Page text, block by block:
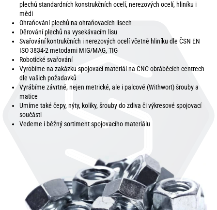
plechů standardních konstrukčních ocelí, nerezových ocelí, hliníku i
mědi
Ohraňování plechů na ohraňovacích lisech
Děrování plechů na vysekávacím lisu
Svařování kontrukčních i nerezových ocelí včetně hliníku dle ČSN EN
ISO 3834-2 metodami MIG/MAG, TIG
Robotické svařování
Vyrobíme na zakázku spojovací materiál na CNC obráběcích centrech
dle vašich požadavků
Vyrábíme závrtné, nejen metrické, ale i palcové (Withwort) šrouby a
matice
Umíme také čepy, nýty, kolíky, šrouby do zdiva či výkresové spojovací
součásti
Vedeme i běžný sortiment spojovacího materiálu